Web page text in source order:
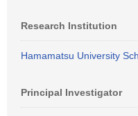
Research Institution
Hamamatsu University
Principal Investigator